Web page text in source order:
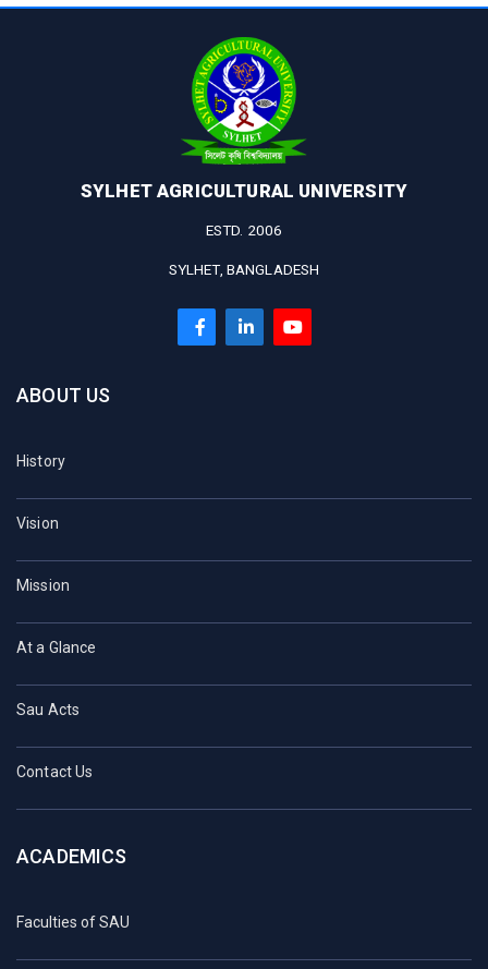
SYLHET AGRICULTURAL UNIVERSITY
ESTD. 2006
SYLHET, BANGLADESH
ABOUT US
History
Vision
Mission
At a Glance
Sau Acts
Contact Us
ACADEMICS
Faculties of SAU